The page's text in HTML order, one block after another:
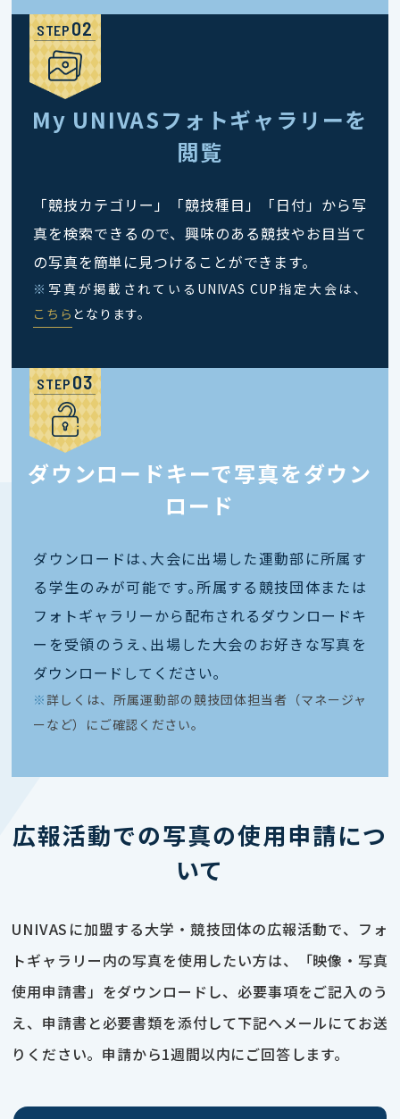
STEP
My UNIVASフォトギャラリーを
閲覧
「競技カテゴリー」「競技種目」「日付」から写
真を検索できるので、興味のある競技やお目当て
の写真を簡単に見つけることができます。
※ 写真が掲載されているUNIVAS CUP指定大会は、
こちら となります。
STEP
ダウンロードキーで写真をダウン
ロード
ダウンロードは､大会に出場した運動部に所属す
る学生のみが可能です｡所属する競技団体または
フォトギャラリーから配布されるダウンロードキ
ーを受領のうえ､出場した大会のお好きな写真を
ダウンロードしてください｡
※ 詳しくは、所属運動部の競技団体担当者（マネージャ
ーなど）にご確認ください。
広報活動での写真の使用申請につ
いて
UNIVASに加盟する大学・競技団体の広報活動で、フォ
トギャラリー内の写真を使用したい方は、「映像・写真
使用申請書」をダウンロードし、必要事項をご記入のう
え、申請書と必要書類を添付して下記へメールにてお送
りください。申請から1週間以内にご回答します。